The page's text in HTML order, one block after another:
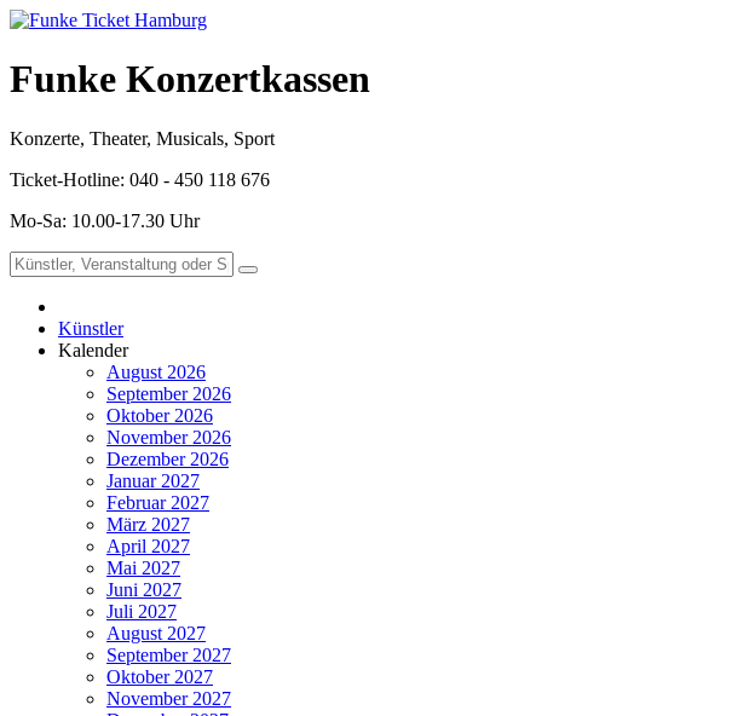
Funke Konzertkassen
Konzerte, Theater, Musicals, Sport
Ticket-Hotline: 040 - 450 118 676
Mo-Sa: 10.00-17.30 Uhr
Künstler
Kalender
August 2026
September 2026
Oktober 2026
November 2026
Dezember 2026
Januar 2027
Februar 2027
März 2027
April 2027
Mai 2027
Juni 2027
Juli 2027
August 2027
September 2027
Oktober 2027
November 2027